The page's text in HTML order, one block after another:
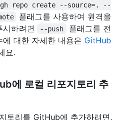
gh repo create --source=. --
플래그를 사용하여 원격을
시하려면
--push
플래그를 전
대한 자세한 내용은 GitHub
요.
에 로컬 리포지토리 추
토리를 GitHub에 추가하려면,